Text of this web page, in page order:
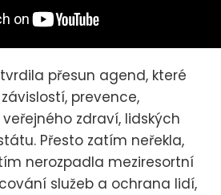
přesun agend, které
prevence,
zdraví, lidských
Přesto zatím neřekla,
nerozpadla meziresortní
služeb a ochrana lidí,